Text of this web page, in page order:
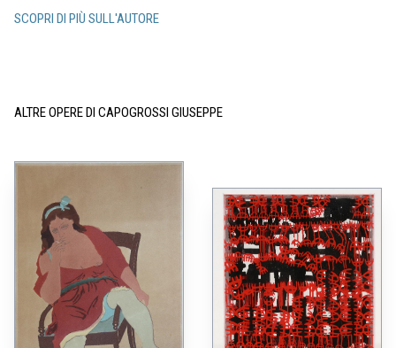
SCOPRI DI PIÙ SULL'AUTORE
ALTRE OPERE DI CAPOGROSSI GIUSEPPE